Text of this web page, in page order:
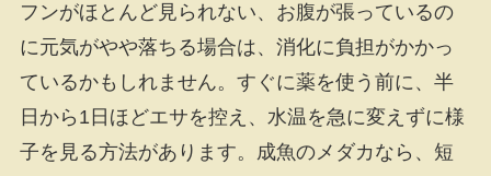
フンがほとんど見られない、お腹が張っているの
に元気がやや落ちる場合は、消化に負担がかかっ
ているかもしれません。すぐに薬を使う前に、半
日から1日ほどエサを控え、水温を急に変えずに様
子を見る方法があります。成魚のメダカなら、短